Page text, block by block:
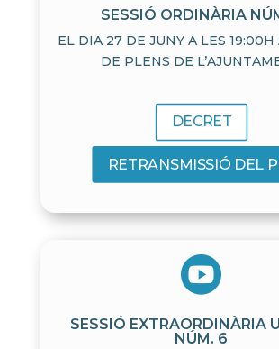
SESSIÓ ORDINÀRIA
EL DIA 27 DE JUNY A LES 19:00H
DE PLENS DE
DECRET
RETRANSMISSIÓ DEL

SESSIÓ EXTRAORDINÀRIA
NÚM. 6